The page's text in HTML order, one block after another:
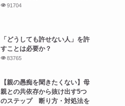
91704
「どうしても許せない人」を許
すことは必要か？
83765
【親の愚痴を聞きたくない】母
親との共依存から抜け出す5つ
のステップ 断り方・対処法を